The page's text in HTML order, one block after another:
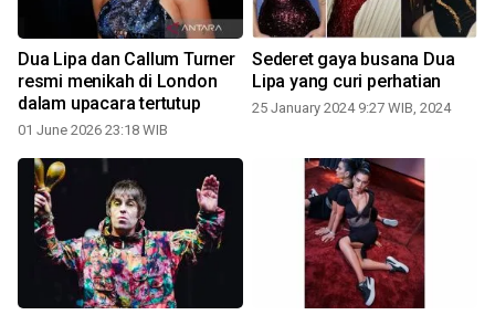
Dua Lipa dan Callum Turner
resmi menikah di London
dalam upacara tertutup
01 June 2026 23:18 WIB
Sederet gaya busana Dua
Lipa yang curi perhatian
25 January 2024 9:27 WIB, 2024